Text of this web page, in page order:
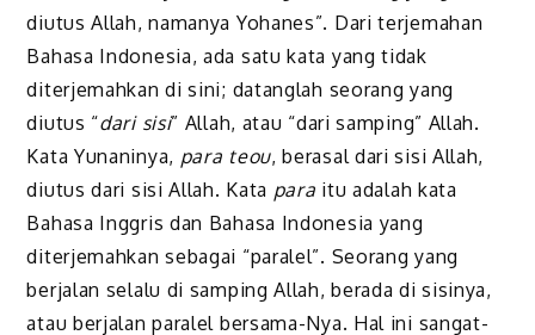
diutus Allah, namanya Yohanes”. Dari terjemahan
Bahasa Indonesia, ada satu kata yang tidak
diterjemahkan di sini; datanglah seorang yang
diutus “dari sisi” Allah, atau “dari samping” Allah.
Kata Yunaninya, para teou, berasal dari sisi Allah,
diutus dari sisi Allah. Kata para itu adalah kata
Bahasa Inggris dan Bahasa Indonesia yang
diterjemahkan sebagai “paralel”. Seorang yang
berjalan selalu di samping Allah, berada di sisinya,
atau berjalan paralel bersama-Nya. Hal ini sangat-